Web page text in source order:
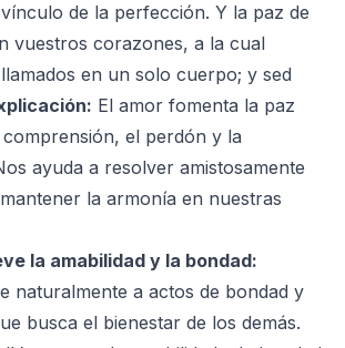
de la perfección. Y la paz de
vuestros corazones, a la cual
en un solo cuerpo; y sed
El amor fomenta la paz
el perdón y la
ayuda a resolver amistosamente
la armonía en nuestras
la amabilidad y la bondad:
naturalmente a actos de bondad y
busca el bienestar de los demás.